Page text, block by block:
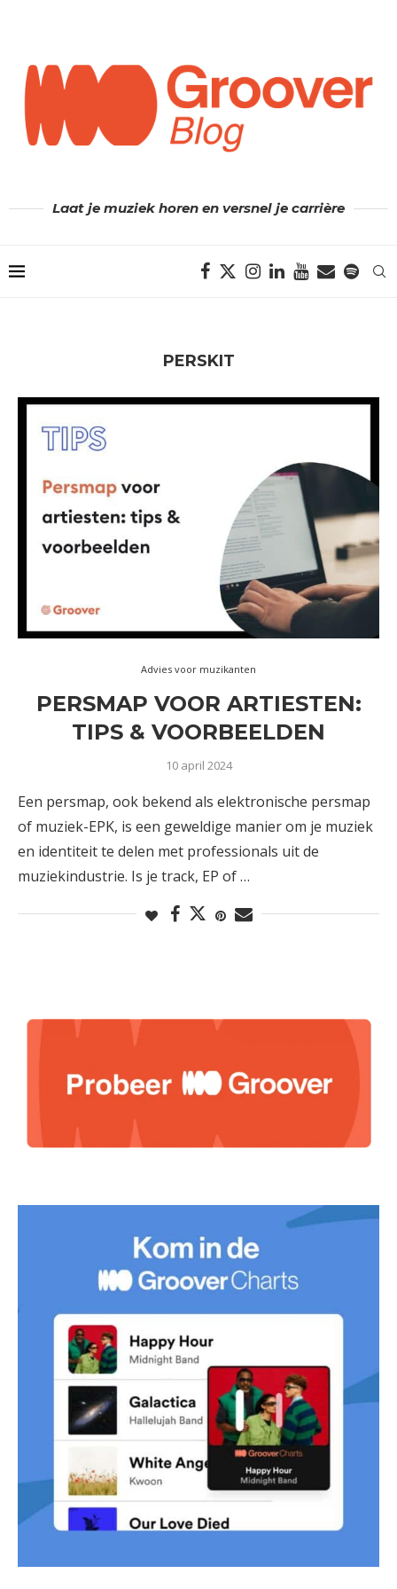
Laat je muziek horen en versnel je carrière
PERSKIT
Advies voor muzikanten
PERSMAP VOOR ARTIESTEN:
TIPS & VOORBEELDEN
10 april 2024
Een persmap, ook bekend als elektronische persmap
of muziek-EPK, is een geweldige manier om je muziek
en identiteit te delen met professionals uit de
muziekindustrie. Is je track, EP of …